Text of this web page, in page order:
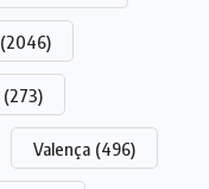
(2046)
(273)
Valença (496)